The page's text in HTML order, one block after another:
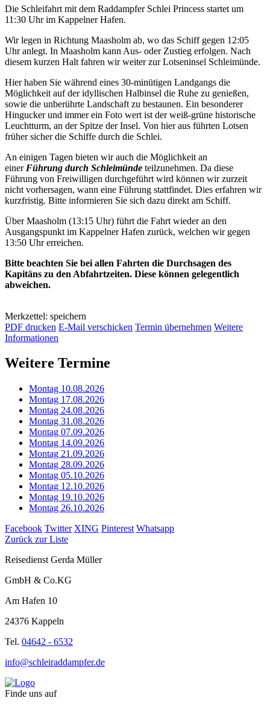
Die Schleifahrt mit dem Raddampfer Schlei Princess startet um
11:30 Uhr im Kappelner Hafen.
Wir legen in Richtung Maasholm ab, wo das Schiff gegen 12:05
Uhr anlegt. In Maasholm kann Aus- oder Zustieg erfolgen. Nach
diesem kurzen Halt fahren wir weiter zur Lotseninsel Schleimünde.
Hier haben Sie während eines 30-minütigen Landgangs die
Möglichkeit auf der idyllischen Halbinsel die Ruhe zu genießen,
sowie die unberührte Landschaft zu bestaunen. Ein besonderer
Hingucker und immer ein Foto wert ist der weiß-grüne historische
Leuchtturm, an der Spitze der Insel. Von hier aus führten Lotsen
früher sicher die Schiffe durch die Schlei.
An einigen Tagen bieten wir auch die Möglichkeit an
einer Führung durch Schleimünde teilzunehmen. Da diese
Führung von Freiwilligen durchgeführt wird können wir zurzeit
nicht vorhersagen, wann eine Führung stattfindet. Dies erfahren wir
kurzfristig. Bitte informieren Sie sich dazu direkt am Schiff.
Über Maasholm (13:15 Uhr) führt die Fahrt wieder an den
Ausgangspunkt im Kappelner Hafen zurück, welchen wir gegen
13:50 Uhr erreichen.
Bitte beachten Sie bei allen Fahrten die Durchsagen des
Kapitäns zu den Abfahrtzeiten. Diese können gelegentlich
abweichen.
Merkzettel: speichern
PDF drucken E-Mail verschicken Termin übernehmen Weitere
Informationen
Weitere Termine
Montag 10.08.2026
Montag 17.08.2026
Montag 24.08.2026
Montag 31.08.2026
Montag 07.09.2026
Montag 14.09.2026
Montag 21.09.2026
Montag 28.09.2026
Montag 05.10.2026
Montag 12.10.2026
Montag 19.10.2026
Montag 26.10.2026
Facebook Twitter XING Pinterest Whatsapp
Zurück zur Liste
Reisedienst Gerda Müller
GmbH & Co.KG
Am Hafen 10
24376 Kappeln
Tel. 04642 - 6532
info@schleiraddampfer.de
Finde uns auf